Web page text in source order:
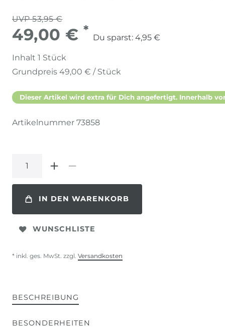
UVP 53,95 €
49,00 € *
Du sparst: 4,95 €
Inhalt 1 Stück
Grundpreis 49,00 € / Stück
Dieser Artikel wird extra für Dich angefertigt. Innerhalb
Artikelnummer 73858
IN DEN WARENKORB
WUNSCHLISTE
* inkl. ges. MwSt. zzgl. Versandkosten
BESCHREIBUNG
BESONDERHEITEN